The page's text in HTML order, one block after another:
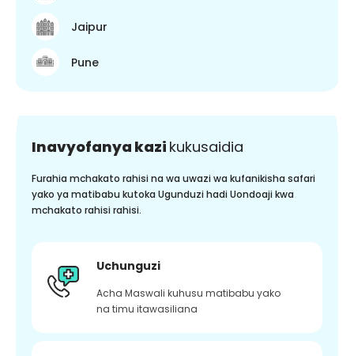
Jaipur
Pune
Inavyofanya kazi kukusaidia
Furahia mchakato rahisi na wa uwazi wa kufanikisha safari
yako ya matibabu kutoka Ugunduzi hadi Uondoaji kwa
mchakato rahisi rahisi.
Uchunguzi
Acha Maswali kuhusu matibabu yako
na timu itawasiliana